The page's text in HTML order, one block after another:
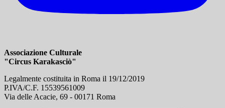
Associazione Culturale
"Circus Karakasciò"
Legalmente costituita in Roma il 19/12/2019
P.IVA/C.F. 15539561009
Via delle Acacie, 69 - 00171 Roma